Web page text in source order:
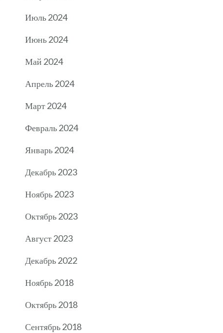
Июль 2024
Июнь 2024
Май 2024
Апрель 2024
Март 2024
Февраль 2024
Январь 2024
Декабрь 2023
Ноябрь 2023
Октябрь 2023
Август 2023
Декабрь 2022
Ноябрь 2018
Октябрь 2018
Сентябрь 2018